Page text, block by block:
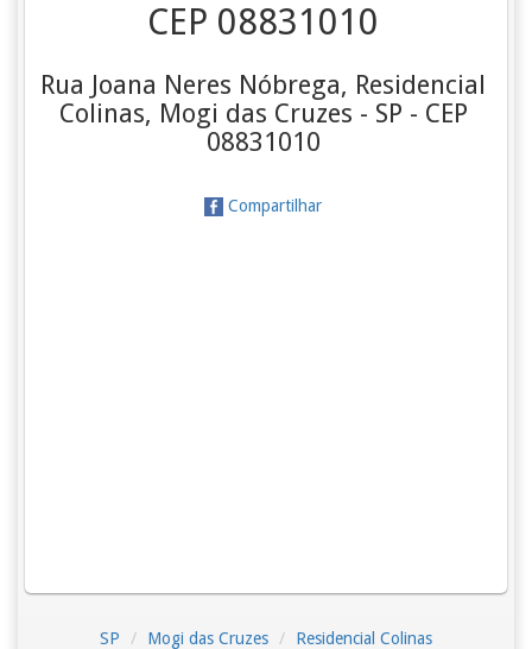
CEP 08831010
Rua Joana Neres Nóbrega, Residencial
Colinas, Mogi das Cruzes - SP - CEP
08831010
Compartilhar
SP Mogi das Cruzes
Residencial Colinas